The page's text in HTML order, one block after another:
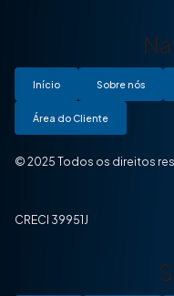
Início Sobre nós
Área do Cliente
© 2025 Todos os direitos
CRECI 39951J